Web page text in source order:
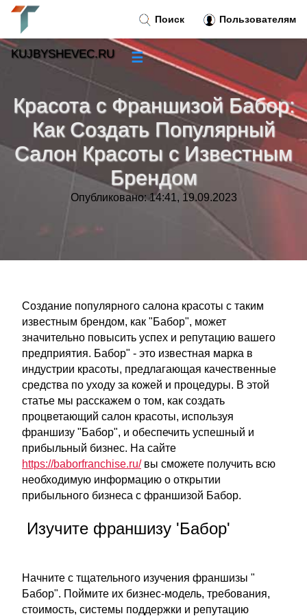
Красота с Франшизой Бабор:
Как Создать Популярный
Салон Красоты с Известным
Брендом
Опубликовано: 14:41, 19.09.2023
Создание популярного салона красоты с таким
известным брендом, как "Бабор", может
значительно повысить успех и репутацию вашего
предприятия. Бабор" - это известная марка в
индустрии красоты, предлагающая качественные
средства по уходу за кожей и процедуры. В этой
статье мы расскажем о том, как создать
процветающий салон красоты, используя
франшизу "Бабор", и обеспечить успешный и
прибыльный бизнес. На сайте
https://baborfranchise.ru/вы сможете получить всю
необходимую информацию о открытии
прибыльного бизнеса с франшизой Бабор.
Изучите франшизу 'Бабор'
Начните с тщательного изучения франшизы "
Бабор". Поймите их бизнес-модель, требования,
стоимость, системы поддержки и репутацию
Поиск Пользователям
KUJBYSHEVEC.RU ☰
Новости
Тренды новостей»
Рубрики»
»